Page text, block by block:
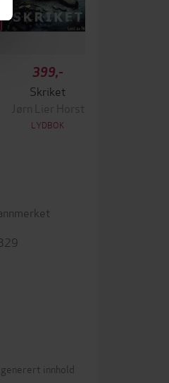
399,-
Skriket
Jørn Lier Horst
LYDBOK
innhold